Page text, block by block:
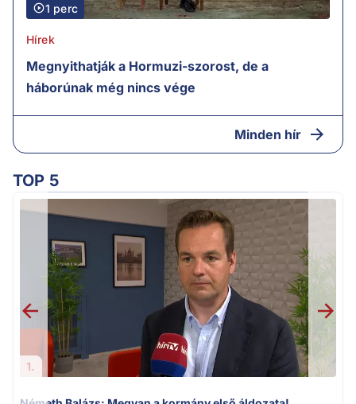
1 perc
Hírek
Megnyithatják a Hormuzi-szorost, de a
háborúnak még nincs vége
Minden hír
TOP 5
1.